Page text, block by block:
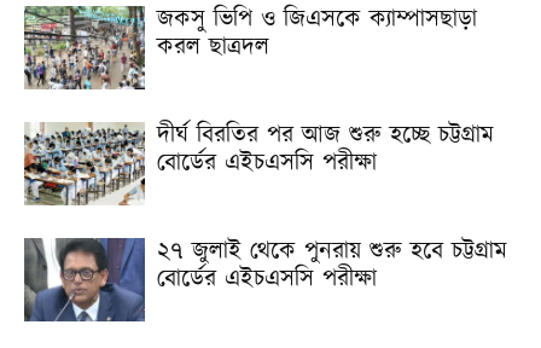
জকসু ভিপি ও জিএসকে ক্যাম্পাসছাড়া
করল ছাত্রদল
দীর্ঘ বিরতির পর আজ শুরু হচ্ছে চট্টগ্রাম
বোর্ডের এইচএসসি পরীক্ষা
২৭ জুলাই থেকে পুনরায় শুরু হবে চট্টগ্রাম
বোর্ডের এইচএসসি পরীক্ষা